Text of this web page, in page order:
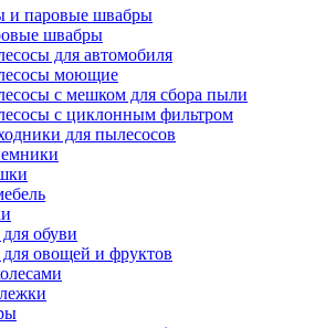
и паровые швабры
швабры
для автомобиля
моющие
с мешком для сбора пыли
с циклонным фильтром
для пылесосов
обуви
овощей и фруктов